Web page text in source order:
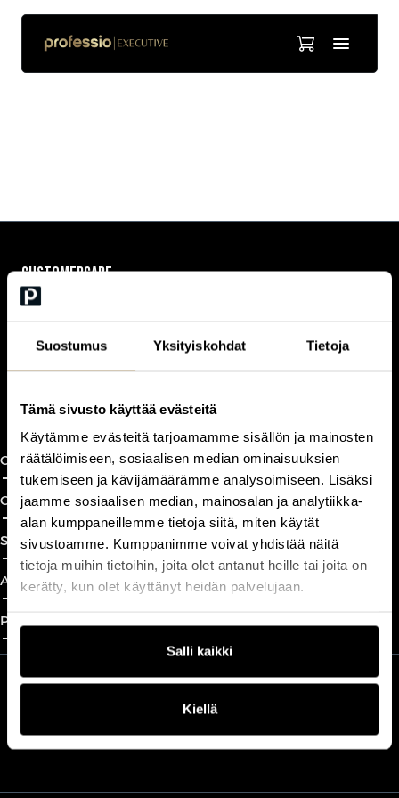
Suostumus Yksityiskohdat Tietoja
Tämä sivusto käyttää evästeitä
Käytämme evästeitä tarjoamamme sisällön ja mainosten
räätälöimiseen, sosiaalisen median ominaisuuksien
tukemiseen ja kävijämäärämme analysoimiseen. Lisäksi
jaamme sosiaalisen median, mainosalan ja analytiikka-
alan kumppaneillemme tietoja siitä, miten käytät
sivustoamme. Kumppanimme voivat yhdistää näitä
tietoja muihin tietoihin, joita olet antanut heille tai joita on
kerätty, kun olet käyttänyt heidän palvelujaan.
Salli kaikki
Kiellä
CUSTOMERCARE
Keilaranta 1 A, 02150 Espoo
customerservice@professio.fi
Book a call
CxO Circles
add_2close
CxO Academy
add_2close
Solutions
add_2close
About
add_2 close
Partnership
add_2
We are part of Professio Group